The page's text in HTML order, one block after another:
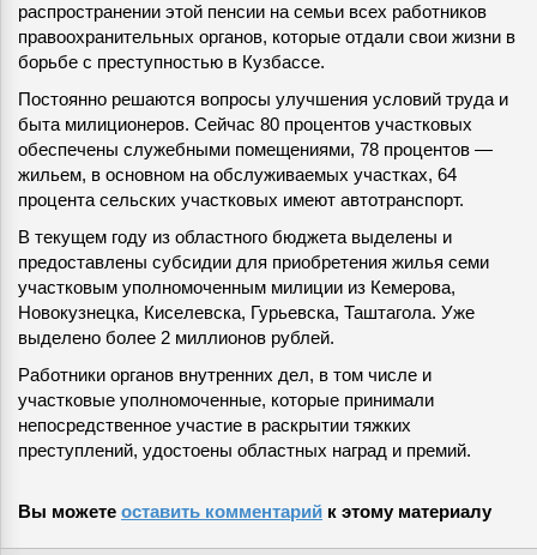
распространении этой пенсии на семьи всех работников
правоохранительных органов, которые отдали свои жизни в
борьбе с преступностью в Кузбассе.
Постоянно решаются вопросы улучшения условий труда и
быта милиционеров. Сейчас 80 процентов участковых
обеспечены служебными помещениями, 78 процентов —
жильем, в основном на обслуживаемых участках, 64
процента сельских участковых имеют автотранспорт.
В текущем году из областного бюджета выделены и
предоставлены субсидии для приобретения жилья семи
участковым уполномоченным милиции из Кемерова,
Новокузнецка, Киселевска, Гурьевска, Таштагола. Уже
выделено более 2 миллионов рублей.
Работники органов внутренних дел, в том числе и
участковые уполномоченные, которые принимали
непосредственное участие в раскрытии тяжких
преступлений, удостоены областных наград и премий.
Вы можете оставить комментарий к этому материалу